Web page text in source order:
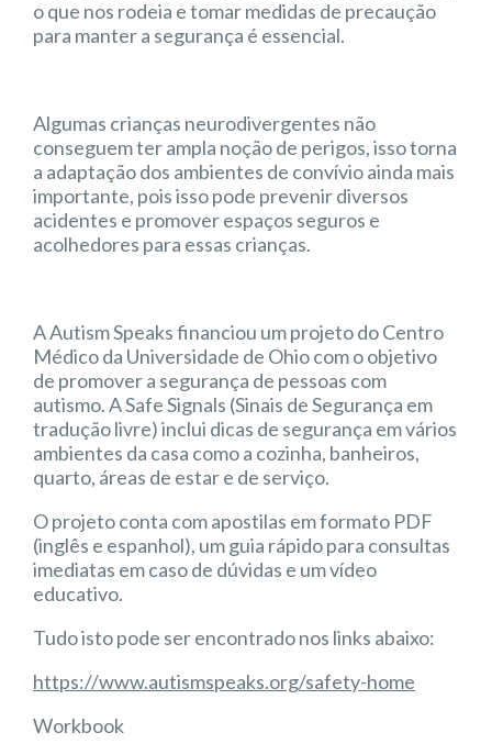
o que nos rodeia e tomar medidas de precaução
para manter a segurança é essencial.
Algumas crianças neurodivergentes não
conseguem ter ampla noção de perigos, isso torna
a adaptação dos ambientes de convívio ainda mais
importante, pois isso pode prevenir diversos
acidentes e promover espaços seguros e
acolhedores para essas crianças.
A Autism Speaks financiou um projeto do Centro
Médico da Universidade de Ohio com o objetivo
de promover a segurança de pessoas com
autismo. A Safe Signals (Sinais de Segurança em
tradução livre) inclui dicas de segurança em vários
ambientes da casa como a cozinha, banheiros,
quarto, áreas de estar e de serviço.
O projeto conta com apostilas em formato PDF
(inglês e espanhol), um guia rápido para consultas
imediatas em caso de dúvidas e um vídeo
educativo.
Tudo isto pode ser encontrado nos links abaixo:
https://www.autismspeaks.org/safety-home
Workbook